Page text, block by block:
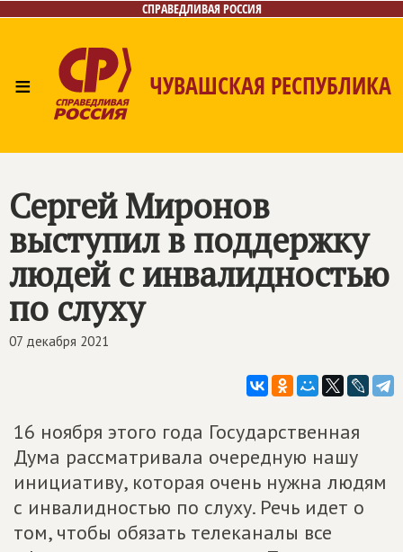
СПРАВЕДЛИВАЯ РОССИЯ
≡ ЧУВАШСКАЯ РЕСПУБЛИКА
Сергей Миронов
выступил в поддержку
людей с инвалидностью
по слуху
07 декабря 2021
16 ноября этого года Государственная
Дума рассматривала очередную нашу
инициативу, которая очень нужна людям
с инвалидностью по слуху. Речь идет о
том, чтобы обязать телеканалы все